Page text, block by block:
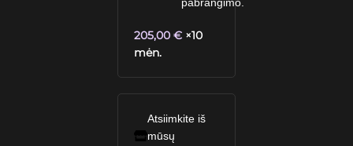
205,00€ ×10
mėn.
Atsiimkite iš
mūsų